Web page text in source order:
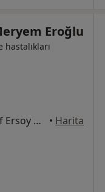
Eroğlu
hastalıkları
Eroğlan Mahallesi Mehmet Akif Ersoy Caddesi No:1, Edremit • Harita